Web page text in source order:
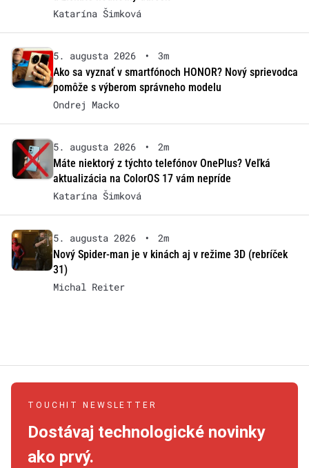
Katarína Šimková
5. augusta 2026 •
3m
Ako sa vyznať v smartfónoch HONOR? Nový sprievodca
pomôže s výberom správneho modelu
Ondrej Macko
5. augusta 2026 •
2m
Máte niektorý z týchto telefónov OnePlus? Veľká
aktualizácia na ColorOS 17 vám nepríde
Katarína Šimková
5. augusta 2026 •
2m
Nový Spider-man je v kinách aj v režime 3D (rebríček
31)
Michal Reiter
TOUCHIT NEWSLETTER
Dostávaj technologické novinky
ako prvý.